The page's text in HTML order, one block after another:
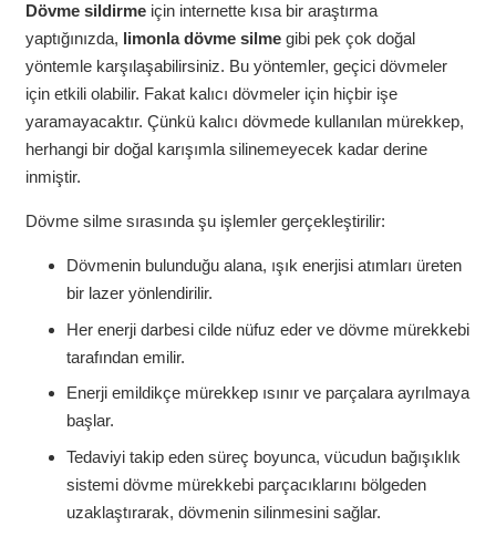
Dövme sildirme için internette kısa bir araştırma
yaptığınızda, limonla dövme silme gibi pek çok doğal
yöntemle karşılaşabilirsiniz. Bu yöntemler, geçici dövmeler
için etkili olabilir. Fakat kalıcı dövmeler için hiçbir işe
yaramayacaktır. Çünkü kalıcı dövmede kullanılan mürekkep,
herhangi bir doğal karışımla silinemeyecek kadar derine
inmiştir.
Dövme silme sırasında şu işlemler gerçekleştirilir:
Dövmenin bulunduğu alana, ışık enerjisi atımları üreten
bir lazer yönlendirilir.
Her enerji darbesi cilde nüfuz eder ve dövme mürekkebi
tarafından emilir.
Enerji emildikçe mürekkep ısınır ve parçalara ayrılmaya
başlar.
Tedaviyi takip eden süreç boyunca, vücudun bağışıklık
sistemi dövme mürekkebi parçacıklarını bölgeden
uzaklaştırarak, dövmenin silinmesini sağlar.